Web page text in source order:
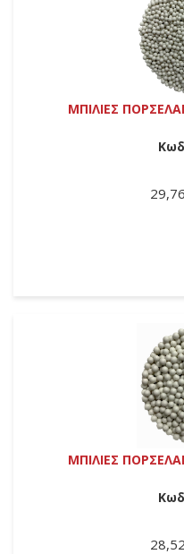
ΜΠΙΛΙΕΣ
ΜΠΙΛΙΕΣ